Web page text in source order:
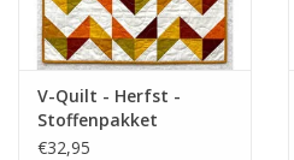
V-Quilt - Herfst -
Stoffenpakket
€32,95